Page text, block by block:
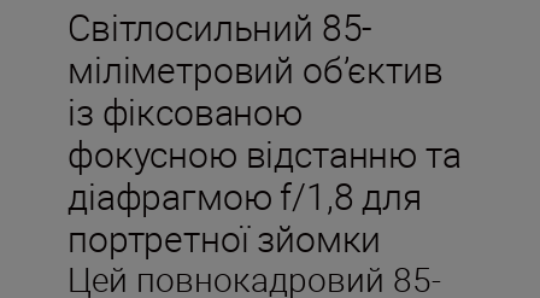
Світлосильний 85-
міліметровий об’єктив
із фіксованою
фокусною відстанню та
діафрагмою f/1,8 для
портретної зйомки
Цей повнокадровий 85-